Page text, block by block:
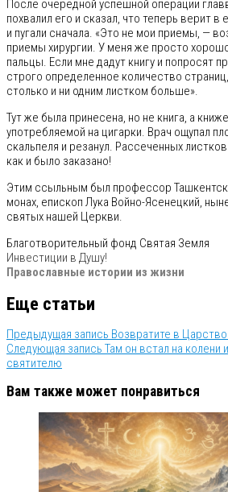
После очередной успешной операции
похвалил его и сказал, что теперь верит в
и пугали сначала. «Это не мои приемы, —
приемы хирургии. У меня же просто
пальцы. Если мне дадут книгу и попросят
строго определенное количество
столько и ни одним листком больше».
Тут же была принесена, но не книга, а
употребляемой на цигарки. Врач ощупал
скальпеля и резанул. Рассеченных
как и было заказано!
Этим ссыльным был профессор
монах, епископ Лука Войно-Ясенецкий,
святых нашей Церкви.
Благотворительный фонд Святая Земля
Инвестиции в Душу!
Православные истории из жизни
Еще статьи
Предыдущая запись Возвратите в
Следующая запись Там он встал на колени
святителю
Вам также может понравиться